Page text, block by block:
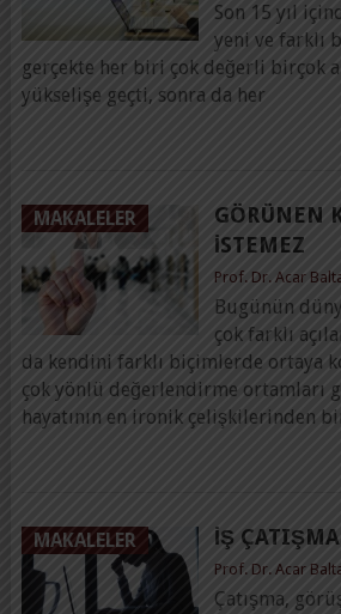
Son 15 yıl
yeni ve farklı
gerçekte her biri çok değerli birçok
yükselişe geçti, sonra da her
MAKALELER
GÖRÜNEN
İSTEMEZ
Prof. Dr. Acar
Bugünün
çok farklı
da kendini farklı biçimlerde ortaya
çok yönlü değerlendirme ortamları
hayatının en ironik çelişkilerinden
MAKALELER İŞ
Prof. Dr. Acar
Çatışma,